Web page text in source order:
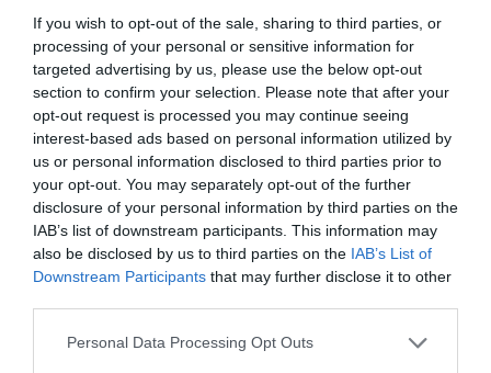
If you wish to opt-out of the sale, sharing to third parties, or
processing of your personal or sensitive information for
targeted advertising by us, please use the below opt-out
section to confirm your selection. Please note that after your
opt-out request is processed you may continue seeing
interest-based ads based on personal information utilized by
us or personal information disclosed to third parties prior to
your opt-out. You may separately opt-out of the further
disclosure of your personal information by third parties on the
IAB’s list of downstream participants. This information may
also be disclosed by us to third parties on the IAB’s List of
Downstream Participants that may further disclose it to other
Please note that this website/app uses one or more Google
Personal Data Processing Opt Outs
Ουκρανία: Αποκαλύφθηκε ο αριθμός των
ξένων εθελοντών που πολεμούν για το Κίεβο